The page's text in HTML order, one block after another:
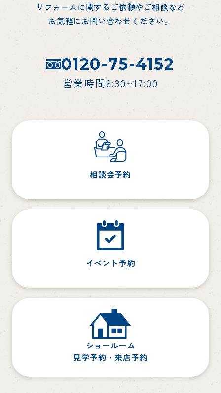
リフォームに関するご依頼やご相談など
お気軽にお問い合わせください。
0120-75-4152
営業時間8:30~17:00
相談会予約
イベント予約
ショールーム
見学予約・来店予約